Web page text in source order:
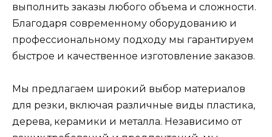
выполнить заказы любого объема и сложности.
Благодаря современному оборудованию и
профессиональному подходу мы гарантируем
быстрое и качественное изготовление заказов.
Мы предлагаем широкий выбор материалов
для резки, включая различные виды пластика,
дерева, керамики и металла. Независимо от